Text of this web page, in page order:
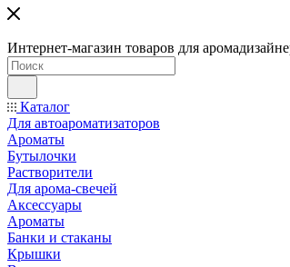
Интернет-магазин товаров для
Каталог
Для автоароматизаторов
Ароматы
Бутылочки
Растворители
Для арома-свечей
Аксессуары
Ароматы
Банки и стаканы
Крышки